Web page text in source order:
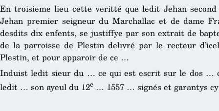
En troisieme lieu cette veritté que ledit Jehan
Jehan premier seigneur du Marchallac et de dame
desdits dix enfents, se justiffye par son extrait de
de la parroisse de Plestin delivré par le recteur
Plestin, et pour apparoir de ce …
Induist ledit sieur du … ce qui est escrit sur le dos …
ledit … son ayeul du 12e … 1557 … signés et garantys